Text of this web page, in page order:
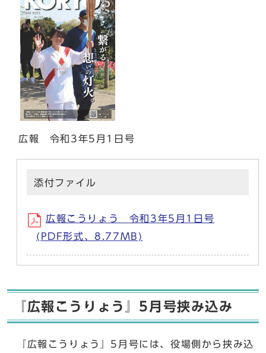
広報 令和3年5月1日号
添付ファイル
広報こうりょう 令和3年5月1日号
(PDF形式、8.77MB)
『広報こうりょう』5月号挟み込み
『広報こうりょう』5月号には、役場側から挟み込